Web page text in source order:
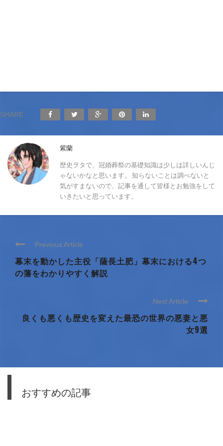
SHARE:
紫蘭
歴史ヲタで、冠婚葬祭の基礎知識は少しは詳しいんじ
ゃないかなと思います。 知らないことは調べないと
気がすまないので、記事を通して皆様とお勉強をして
いきたいと思っています。
Previous Article
幕末を動かした主役「薩長土肥」幕末における4つ
の藩をわかりやすく解説
Next Article
良くも悪くも歴史を変えた最恐の世界の悪妻と悪
女9選
おすすめの記事